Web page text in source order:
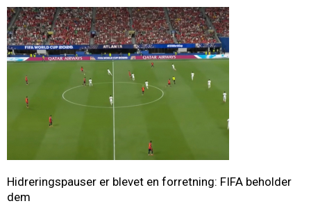
Hidreringspauser er blevet en forretning: FIFA beholder
dem